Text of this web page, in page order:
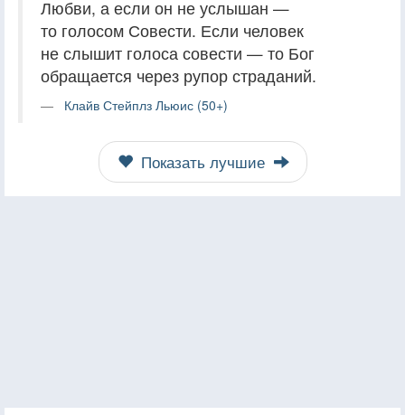
Любви, а если он не услышан —
то голосом Совести. Если человек
не слышит голоса совести — то Бог
обращается через рупор страданий.
Клайв Стейплз Льюис (50+)
Показать лучшие